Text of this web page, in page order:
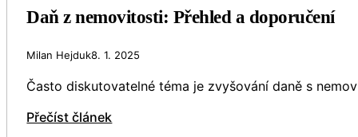
Daň z nemovitosti: Přehled a doporučení
Milan Hejduk8. 1. 2025
Často diskutovatelné téma je zvyšování daně s
Přečíst článek